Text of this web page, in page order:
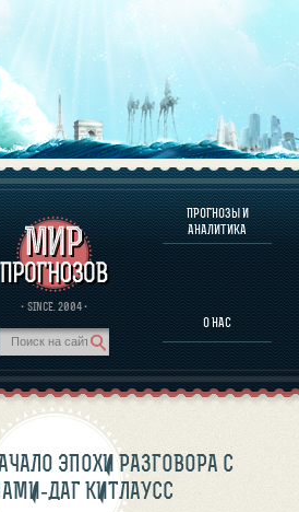
· SINCE. 2004 ·
ПРОГНОЗЫ И
АНАЛИТИКА
О НАС
О ПРОГРАММЕ
ХАРАКТЕРA ЧЕЛОВЕКА
ВЫДАЮЩИХСЯ ЛИЧНОСТЕЙ
О ПРОГРАММЕ
И АНАЛИТИКА
ЭПОХИ РАЗГОВОРА С
ДАГ КИТЛАУСС